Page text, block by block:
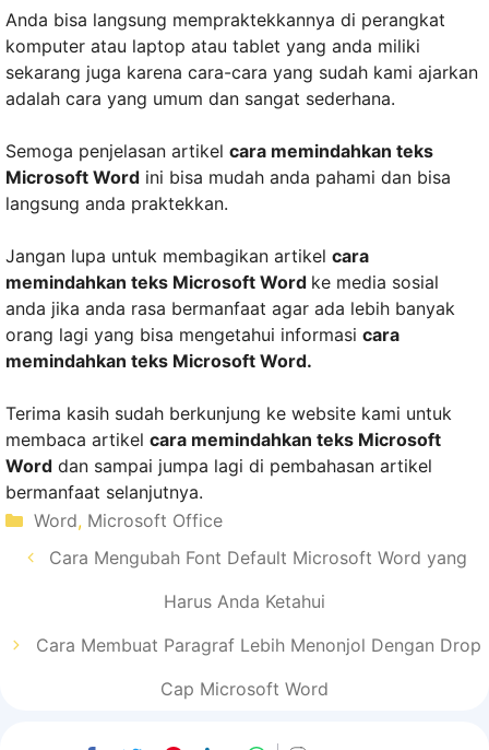
Anda bisa langsung mempraktekkannya di perangkat
komputer atau laptop atau tablet yang anda miliki
sekarang juga karena cara-cara yang sudah kami ajarkan
adalah cara yang umum dan sangat sederhana.
Semoga penjelasan artikel cara memindahkan teks
Microsoft Word ini bisa mudah anda pahami dan bisa
langsung anda praktekkan.
Jangan lupa untuk membagikan artikel cara
memindahkan teks Microsoft Word ke media sosial
anda jika anda rasa bermanfaat agar ada lebih banyak
orang lagi yang bisa mengetahui informasi cara
memindahkan teks Microsoft Word.
Terima kasih sudah berkunjung ke website kami untuk
membaca artikel cara memindahkan teks Microsoft
Word dan sampai jumpa lagi di pembahasan artikel
bermanfaat selanjutnya.
Kategori
Word, Microsoft Office
Cara Mengubah Font Default Microsoft Word yang
Harus Anda Ketahui
Cara Membuat Paragraf Lebih Menonjol Dengan Drop
Cap Microsoft Word